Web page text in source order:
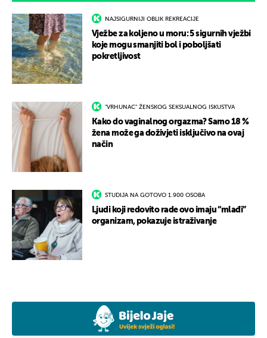
NAJSIGURNIJI OBLIK REKREACIJE
Vježbe za koljeno u moru: 5 sigurnih vježbi
koje mogu smanjiti bol i poboljšati
pokretljivost
"VRHUNAC" ŽENSKOG SEKSUALNOG ISKUSTVA
Kako do vaginalnog orgazma? Samo 18 %
žena može ga doživjeti isključivo na ovaj
način
STUDIJA NA GOTOVO 1.900 OSOBA
Ljudi koji redovito rade ovo imaju “mlađi”
organizam, pokazuje istraživanje